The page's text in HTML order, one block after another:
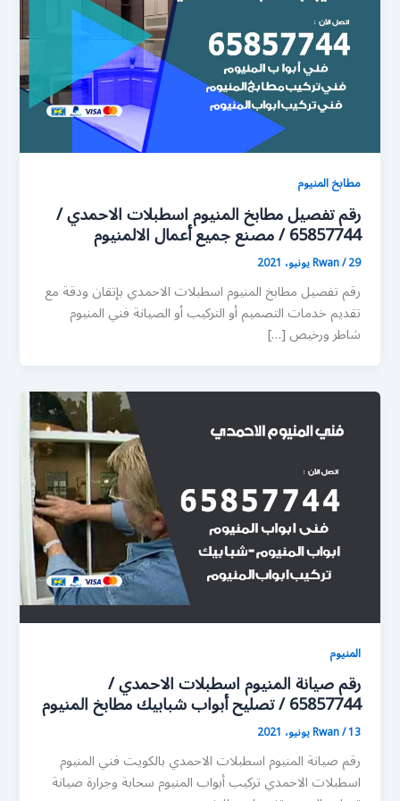
مطابخ المنيوم
رقم تفصيل مطابخ المنيوم اسطبلات الاحمدي /
65857744 / مصنع جميع أعمال الالمنيوم
Rwan/29 يونيو، 2021
رقم تفصيل مطابخ المنيوم اسطبلات الاحمدي بإتقان ودقة مع
تقديم خدمات التصميم أو التركيب أو الصيانة فني المنيوم
شاطر ورخيص […]
المنيوم
رقم صيانة المنيوم اسطبلات الاحمدي /
65857744 / تصليح أبواب شبابيك مطابخ المنيوم
Rwan/13 يونيو، 2021
رقم صيانة المنيوم اسطبلات الاحمدي بالكويت فني المنيوم
اسطبلات الاحمدي تركيب أبواب المنيوم سحابة وجرارة صيانة